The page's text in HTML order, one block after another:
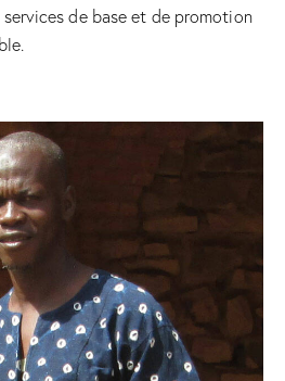
services de base et de promotion